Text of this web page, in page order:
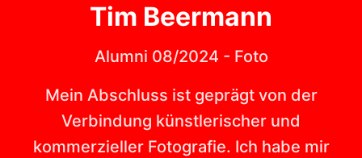
Tim Beermann
Alumni 08/2024 - Foto
Mein Abschluss ist geprägt von der
Verbindung künstlerischer und
kommerzieller Fotografie. Ich habe mir